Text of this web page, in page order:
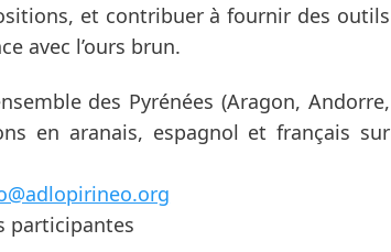
et contribuer à fournir des outils
avec l’ours brun.
des Pyrénées (Aragon, Andorre,
en aranais, espagnol et français sur
participantes